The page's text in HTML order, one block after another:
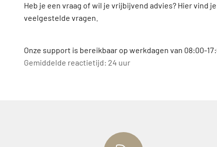
Heb je een vraag of wil je vrijbijvend advies? Hier vind
veelgestelde vragen.
Onze support is bereikbaar op werkdagen van 08:00-
Gemiddelde reactietijd: 24 uur